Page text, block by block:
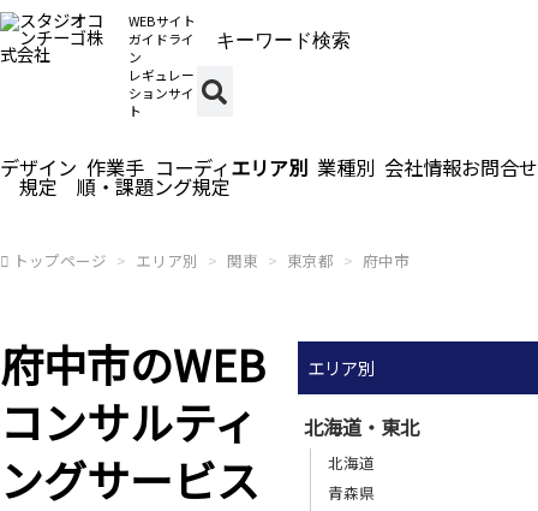
WEBサイト
ガイドライ
ン
レギュレー
ションサイ
ト
デザイン
規定
作業手
順・課題
コーディ
ング規定
エリア別 業種別 会社情報お問合せ
トップページ エリア別 関東 東京都 府中市
府中市のWEB
コンサルティ
ングサービス
エリア別
北海道・東北
北海道
青森県